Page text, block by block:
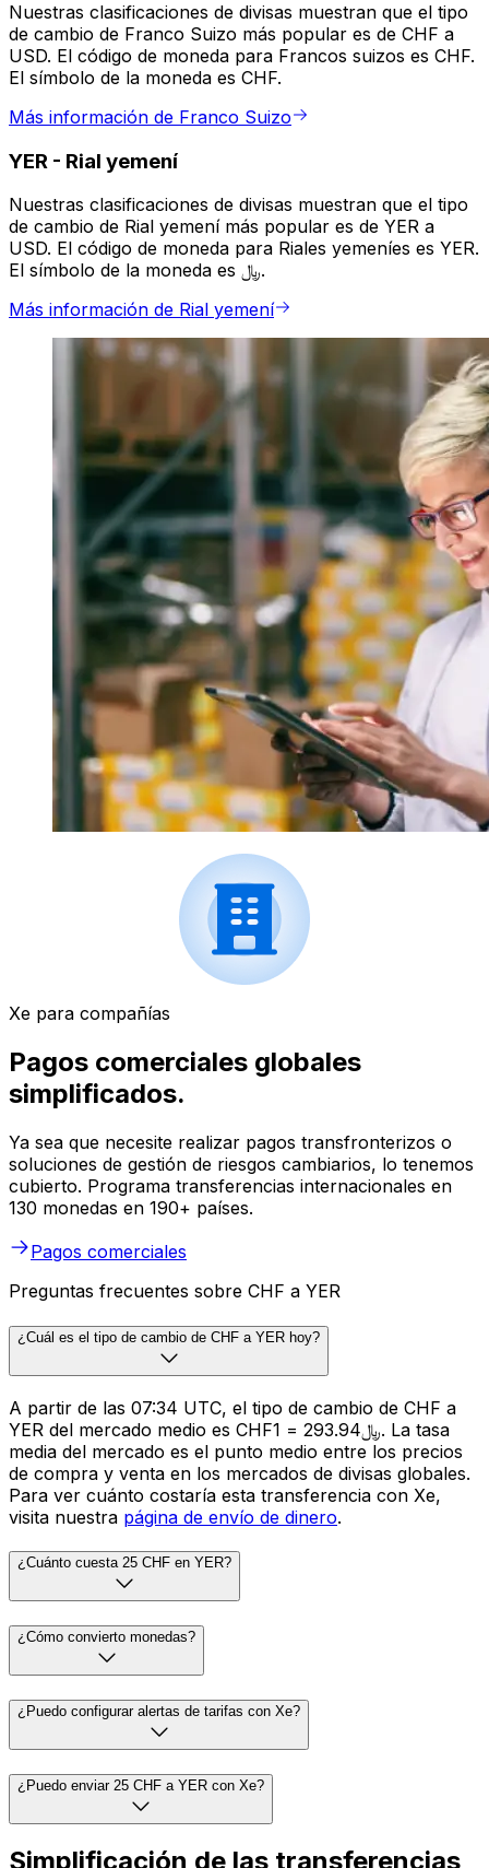
Nuestras clasificaciones de divisas muestran que el tipo
de cambio de Franco Suizo más popular es de CHF a
USD. El código de moneda para Francos suizos es CHF.
El símbolo de la moneda es CHF.
Más información de Franco Suizo
YER - Rial yemení
Nuestras clasificaciones de divisas muestran que el tipo
de cambio de Rial yemení más popular es de YER a
USD. El código de moneda para Riales yemeníes es YER.
El símbolo de la moneda es ﷼.
Más información de Rial yemení
Xe para compañías
Pagos comerciales globales
simplificados.
Ya sea que necesite realizar pagos transfronterizos o
soluciones de gestión de riesgos cambiarios, lo tenemos
cubierto. Programa transferencias internacionales en
130 monedas en 190+ países.
Pagos comerciales
Preguntas frecuentes sobre CHF a YER
¿Cuál es el tipo de cambio de CHF a YER hoy?
A partir de las 07:34 UTC, el tipo de cambio de CHF a
YER del mercado medio es CHF1 = ﷼293.94. La tasa
media del mercado es el punto medio entre los precios
de compra y venta en los mercados de divisas globales.
Para ver cuánto costaría esta transferencia con Xe,
visita nuestra página de envío de dinero.
¿Cuánto cuesta 25 CHF en YER?
¿Cómo convierto monedas?
¿Puedo configurar alertas de tarifas con Xe?
¿Puedo enviar 25 CHF a YER con Xe?
Simplificación de las transferencias